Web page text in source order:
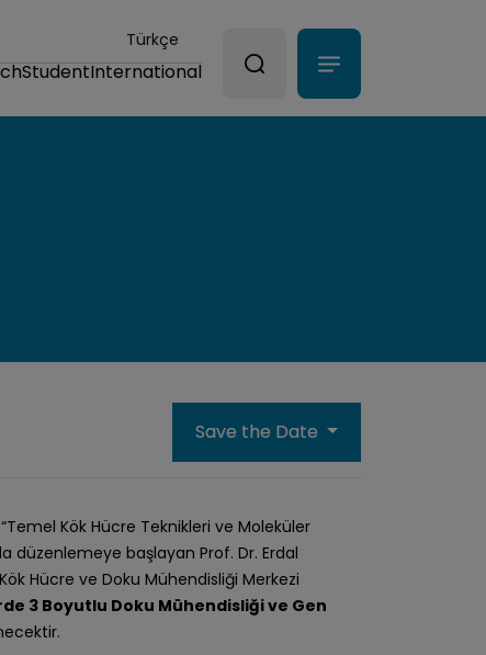
Türkçe
StudentInternational
Save the Date
Kök Hücre Teknikleri ve Moleküler
düzenlemeye başlayan Prof. Dr. Erdal
Hücre ve Doku Mühendisliği Merkezi
3 Boyutlu Doku Mühendisliği ve Gen